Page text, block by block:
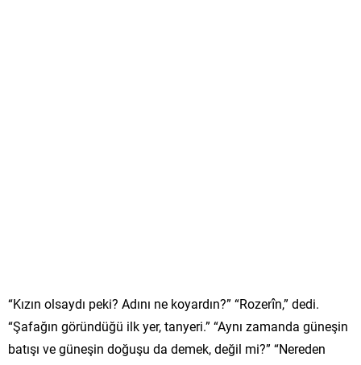
“Kızın olsaydı peki? Adını ne koyardın?” “Rozerîn,” dedi.
“Şafağın göründüğü ilk yer, tanyeri.” “Aynı zamanda güneşin
batışı ve güneşin doğuşu da demek, değil mi?” “Nereden